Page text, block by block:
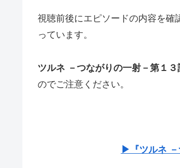
視聴前後にエピソードの内容を確
っています。
ツルネ －つながりの一射－第１３
のでご注意ください。
▶『ツルネ －